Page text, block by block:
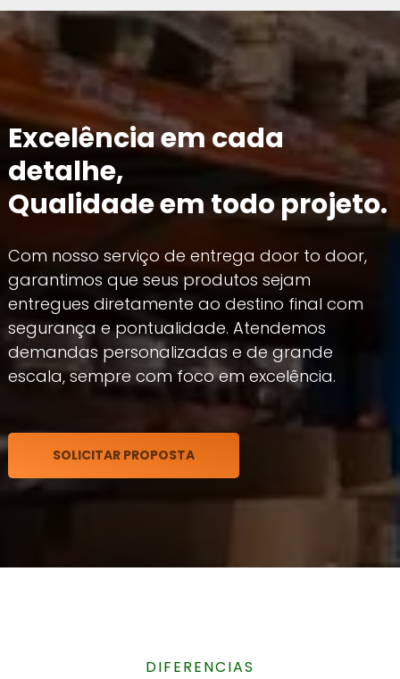
Excelência em cada
detalhe,
Qualidade em todo projeto.
Com nosso serviço de entrega door to door,
garantimos que seus produtos sejam
entregues diretamente ao destino final com
segurança e pontualidade. Atendemos
demandas personalizadas e de grande
escala, sempre com foco em excelência.
SOLICITAR PROPOSTA
DIFERENCIAS